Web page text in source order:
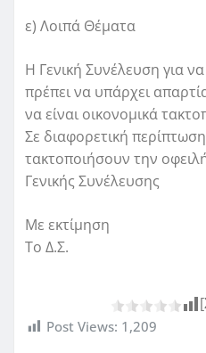
ε) Λοιπά Θέματα
Η Γενική Συνέλευση για
πρέπει να υπάρχει
να είναι οικονομικά
Σε διαφορετική
τακτοποιήσουν την
Γενικής Συνέλευσης
Με εκτίμηση
Το Δ.Σ.
Post Views: 1,209